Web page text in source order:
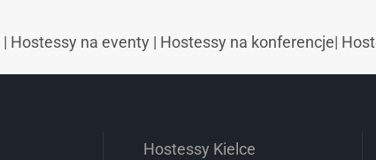
| Hostessy na eventy | Hostessy na konferencje|
Hostessy Kielce